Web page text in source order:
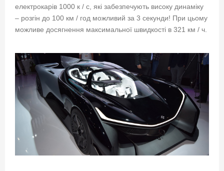
електрокарів 1000 к / с, які забезпечують високу динаміку
– розгін до 100 км / год можливий за 3 секунди! При цьому
можливе досягнення максимальної швидкості в 321 км / ч.